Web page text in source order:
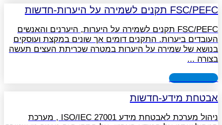
FSC/PEFC תקנים לשמירה על היערות-חדשות
FSC/PEFC תקנים לשמירה על היערות, היערנים והאנשים
העובדים ביערות. התקנים דומים אך שונים במקצת ועוסקים
בנושא של שמירה על היערות במטרה שכריתת העצים תעשה
בצורה
לפוסט המלא
אבטחת מידע-חדשות
ניהול מערכת לאבטחת מידע 27001 ISO/IEC , מערכת